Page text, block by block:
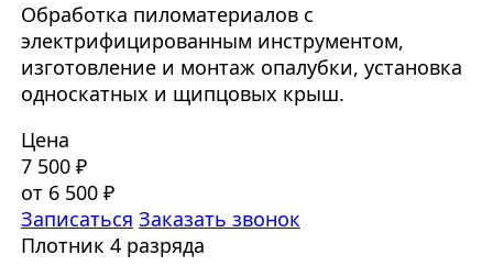
Обработка пиломатериалов с
электрифицированным инструментом,
изготовление и монтаж опалубки, установка
односкатных и щипцовых крыш.
Цена
7 500 ₽
от 6 500 ₽
Записаться Заказать звонок
Плотник 4 разряда